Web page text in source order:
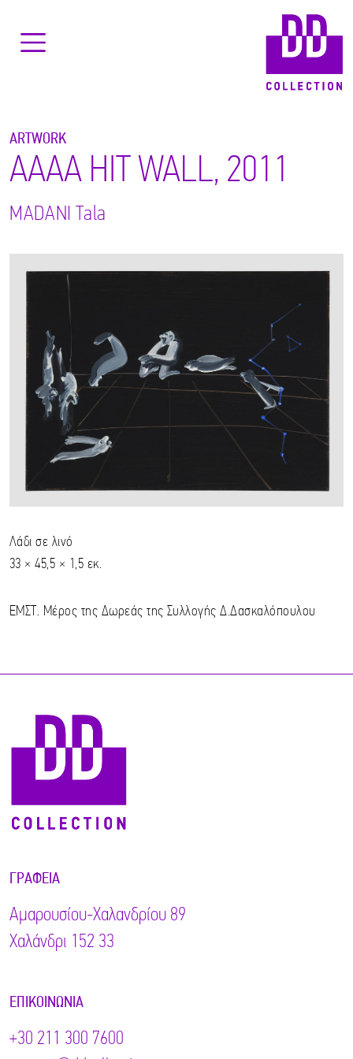
ARTWORK
AAAA HIT WALL, 2011
MADANI Tala
Λάδι σε λινό
33 × 45,5 × 1,5 εκ.
ΕΜΣΤ. Μέρος της Δωρεάς της Συλλογής Δ.Δασκαλόπουλου
ΓΡΑΦΕΊΑ
Αμαρουσίου-Χαλανδρίου 89
Χαλάνδρι 152 33
ΕΠΙΚΟΙΝΩΝΊΑ
+30 211 300 7600